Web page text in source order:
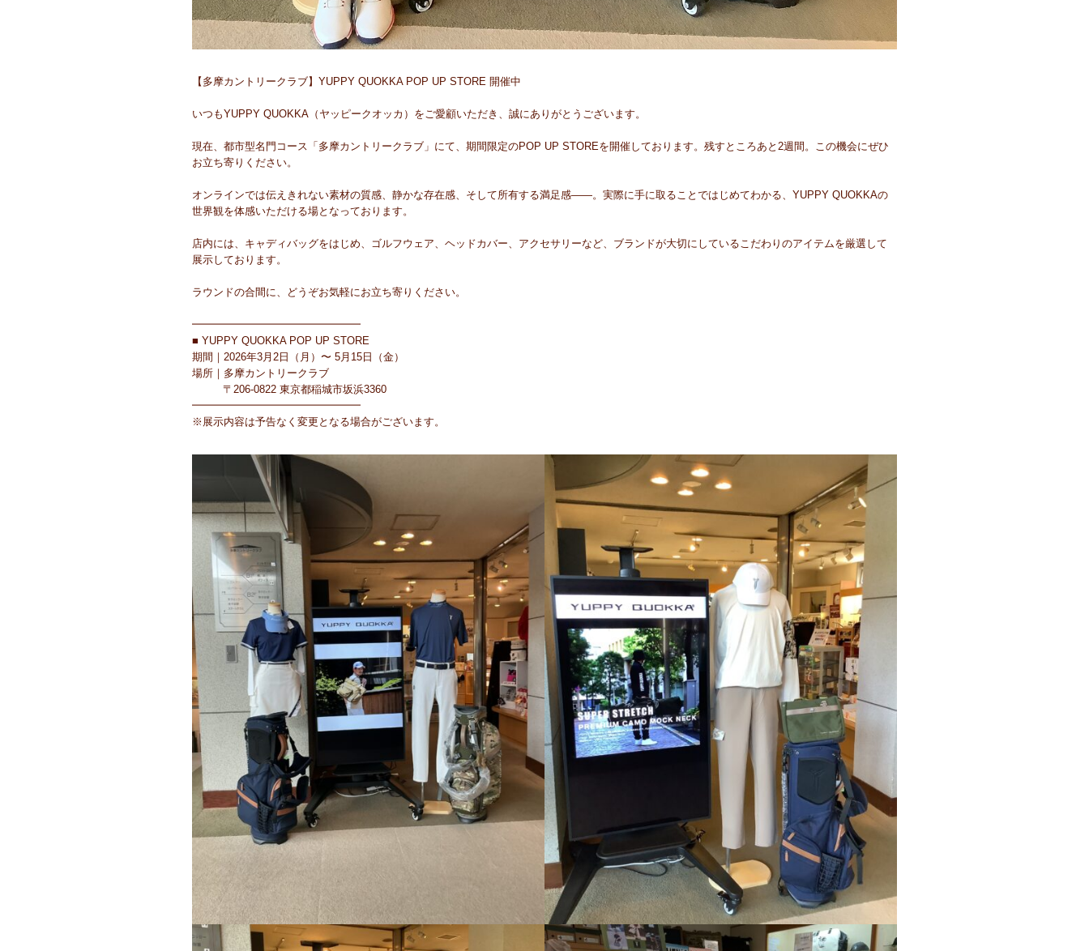
【多摩カントリークラブ】YUPPY QUOKKA POP UP STORE 開催中
いつもYUPPY QUOKKA（ヤッピークオッカ）をご愛顧いただき、誠にありがとうございます。
現在、都市型名門コース「多摩カントリークラブ」にて、期間限定のPOP UP STOREを開催しております。残すところあと2週間。この機会にぜひ
お立ち寄りください。
オンラインでは伝えきれない素材の質感、静かな存在感、そして所有する満足感——。実際に手に取ることではじめてわかる、YUPPY QUOKKAの
世界観を体感いただける場となっております。
店内には、キャディバッグをはじめ、ゴルフウェア、ヘッドカバー、アクセサリーなど、ブランドが大切にしているこだわりのアイテムを厳選して
展示しております。
ラウンドの合間に、どうぞお気軽にお立ち寄りください。
━━━━━━━━━━━━━━━━
■ YUPPY QUOKKA POP UP STORE
期間｜2026年3月2日（月）〜 5月15日（金）
場所｜多摩カントリークラブ
〒206-0822 東京都稲城市坂浜3360
━━━━━━━━━━━━━━━━
※展示内容は予告なく変更となる場合がございます。